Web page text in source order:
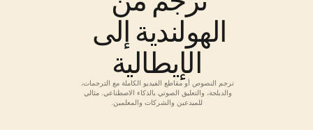
الإيطالية
للمبدعين والشركات والمعلمين.
صور رمزية للذكاء الاصطناعي
حِزم العلامة التجارية
تسجيل الشاشة بالذكاء الاصطناعي